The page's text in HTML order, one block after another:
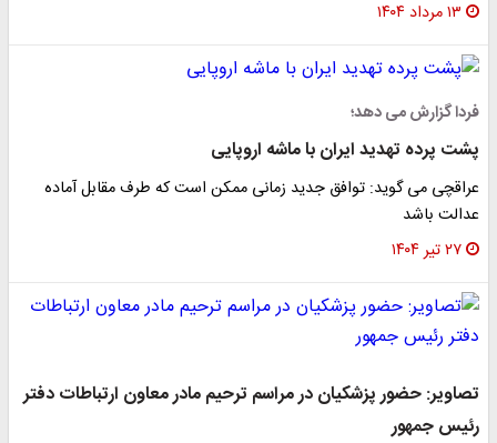
۱۳ مرداد ۱۴۰۴
فردا گزارش می دهد؛
پشت پرده تهدید ایران با ماشه اروپایی
عراقچی می گوید: توافق جدید زمانی ممکن است که طرف مقابل آماده
عدالت باشد
۲۷ تیر ۱۴۰۴
تصاویر: حضور پزشکیان در مراسم ترحیم مادر معاون ارتباطات دفتر
رئیس جمهور